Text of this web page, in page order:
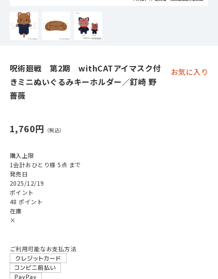
呪術廻戦 第2期 withCATアイマスク付
きミニぬいぐるみキーホルダー／釘崎 野
薔薇
お気に入り
1,760円
購入上限
1会計おひとり様 5点 まで
発売日
2025/12/19
ポイント
48 ポイント
在庫
×
ご利用可能なお支払方法